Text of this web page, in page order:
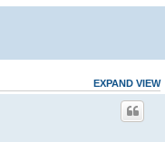
EXPAND VIEW